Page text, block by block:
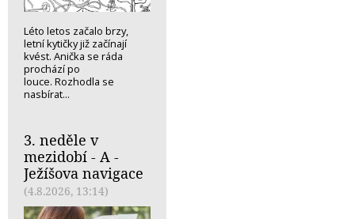
Léto letos začalo brzy,
letní kytičky již začínají
kvést. Anička se ráda
prochází po
louce. Rozhodla se
nasbírat...
3. neděle v
mezidobí - A -
Ježíšova navigace
(4.8.2026, 13:14)